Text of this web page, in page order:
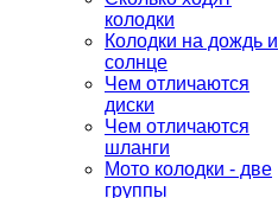
колодки
Колодки на дождь и
солнце
Чем отличаются
диски
Чем отличаются
шланги
Мото колодки - две
группы